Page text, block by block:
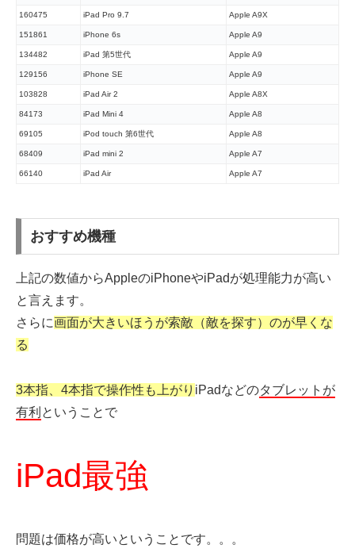
160475 iPad Pro 9.7 Apple A9X
151861 iPhone 6s Apple A9
134482 iPad 第5世代 Apple A9
129156 iPhone SE Apple A9
103828 iPad Air 2 Apple A8X
84173 iPad Mini 4 Apple A8
69105 iPod touch 第6世代 Apple A8
68409 iPad mini 2 Apple A7
66140 iPad Air Apple A7
おすすめ機種
上記の数値からAppleのiPhoneやiPadが処理能力が高い
と言えます。
さらに画面が大きいほうが索敵（敵を探す）のが早くな
る
3本指、4本指で操作性も上がり iPadなどのタブレットが
有利 ということで
iPad最強
問題は価格が高いということです。。。